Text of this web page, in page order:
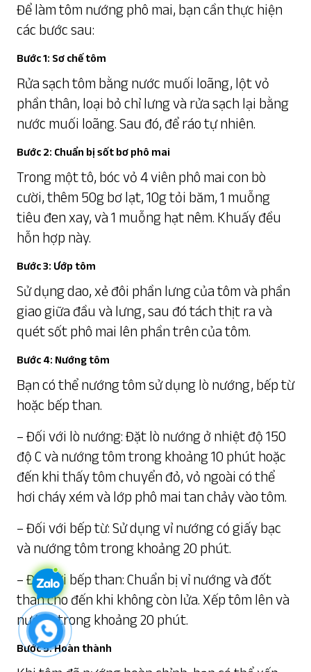
Để làm tôm nướng phô mai, bạn cần thực hiện
các bước sau:
Bước 1: Sơ chế tôm
Rửa sạch tôm bằng nước muối loãng, lột vỏ
phần thân, loại bỏ chỉ lưng và rửa sạch lại bằng
nước muối loãng. Sau đó, để ráo tự nhiên.
Bước 2: Chuẩn bị sốt bơ phô mai
Trong một tô, bóc vỏ 4 viên phô mai con bò
cười, thêm 50g bơ lạt, 10g tỏi băm, 1 muỗng
tiêu đen xay, và 1 muỗng hạt nêm. Khuấy đều
hỗn hợp này.
Bước 3: Ướp tôm
Sử dụng dao, xẻ đôi phần lưng của tôm và phần
giao giữa đầu và lưng, sau đó tách thịt ra và
quét sốt phô mai lên phần trên của tôm.
Bước 4: Nướng tôm
Bạn có thể nướng tôm sử dụng lò nướng, bếp từ
hoặc bếp than.
– Đối với lò nướng: Đặt lò nướng ở nhiệt độ 150
độ C và nướng tôm trong khoảng 10 phút hoặc
đến khi thấy tôm chuyển đỏ, vỏ ngoài có thể
hơi cháy xém và lớp phô mai tan chảy vào tôm.
– Đối với bếp từ: Sử dụng vỉ nướng có giấy bạc
và nướng tôm trong khoảng 20 phút.
– Đối với bếp than: Chuẩn bị vỉ nướng và đốt
than cho đến khi không còn lửa. Xếp tôm lên và
nướng trong khoảng 20 phút.
Bước 5: Hoàn thành